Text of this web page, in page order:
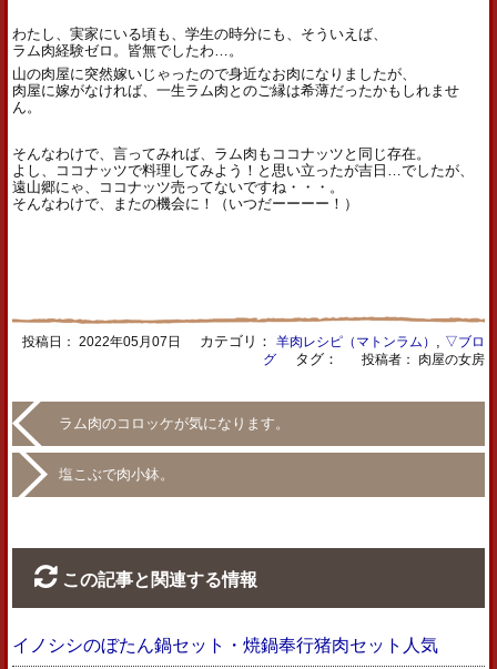
わたし、実家にいる頃も、学生の時分にも、そういえば、
ラム肉経験ゼロ。皆無でしたわ…。
山の肉屋に突然嫁いじゃったので身近なお肉になりましたが、
肉屋に嫁がなければ、一生ラム肉とのご縁は希薄だったかもしれませ
ん。
そんなわけで、言ってみれば、ラム肉もココナッツと同じ存在。
よし、ココナッツで料理してみよう！と思い立ったが吉日…でしたが、
遠山郷にゃ、ココナッツ売ってないですね・・・。
そんなわけで、またの機会に！（いつだーーーー！）
投稿日： 2022年05月07日 カテゴリ： 羊肉レシピ（マトンラム）
▽ブロ
グタグ： 投稿者： 肉屋の女房
ラム肉のコロッケが気になります。
塩こぶで肉小鉢。
この記事と関連する情報
イノシシのぼたん鍋セット・焼鍋奉行猪肉セット人気